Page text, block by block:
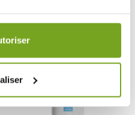
est conservé pendant une